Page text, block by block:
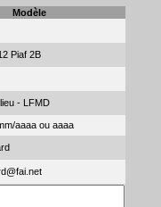
Modèle
Piaf 2B
- LFMD
aaaa ou aaaa